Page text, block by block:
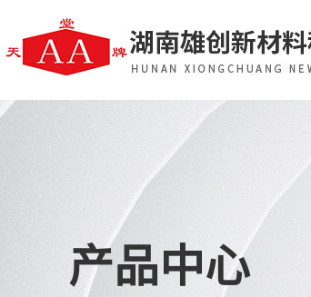
产品中心